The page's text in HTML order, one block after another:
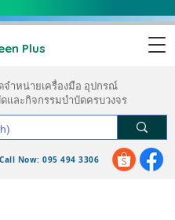
Plus
จำหน่ายเครื่องมือ อุปกรณ์
และกิจกรรมบำบัดครบวงจร
Call Now: 095 494 3306